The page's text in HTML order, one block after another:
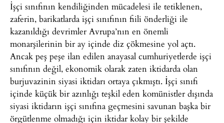
İşçi sınıfının kendiliğinden mücadelesi ile tetiklenen,
zaferin, barikatlarda işçi sınıfının fiili önderliği ile
kazanıldığı devrimler Avrupa’nın en önemli
monarşilerinin bir ay içinde diz çökmesine yol açtı.
Ancak peş peşe ilan edilen anayasal cumhuriyetlerde işçi
sınıfının değil, ekonomik olarak zaten iktidarda olan
burjuvazinin siyasi iktidarı ortaya çıkmıştı. İşçi sınıfı
içinde küçük bir azınlığı teşkil eden komünistler dışında
siyasi iktidarın işçi sınıfına geçmesini savunan başka bir
örgütlenme olmadığı için iktidar kolay bir şekilde